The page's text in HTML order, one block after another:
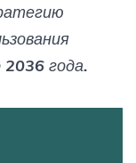
2036 года.